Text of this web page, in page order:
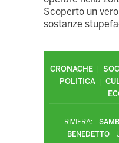
Scoperto un
sostanze
CRONACHE
POLITICA
RIVIERA:
BENEDETTO